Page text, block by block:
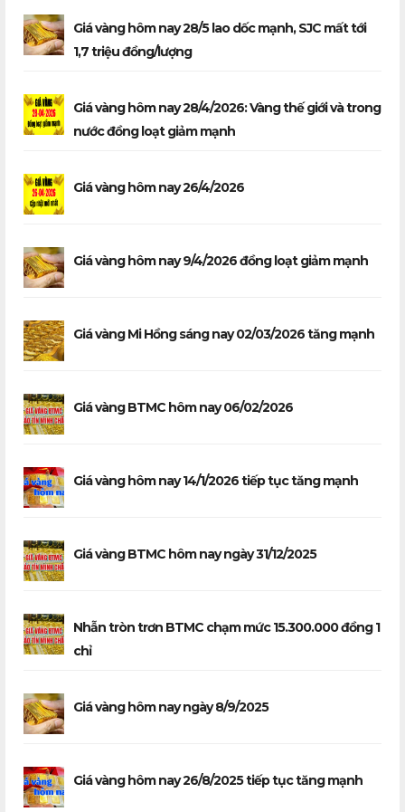
Giá vàng hôm nay 28/5 lao dốc mạnh, SJC mất tới
1,7 triệu đồng/lượng
Giá vàng hôm nay 28/4/2026: Vàng thế giới và trong
nước đồng loạt giảm mạnh
Giá vàng hôm nay 26/4/2026
Giá vàng hôm nay 9/4/2026 đồng loạt giảm mạnh
Giá vàng Mi Hồng sáng nay 02/03/2026 tăng mạnh
Giá vàng BTMC hôm nay 06/02/2026
Giá vàng hôm nay 14/1/2026 tiếp tục tăng mạnh
Giá vàng BTMC hôm nay ngày 31/12/2025
Nhẫn tròn trơn BTMC chạm mức 15.300.000 đồng 1
chỉ
Giá vàng hôm nay ngày 8/9/2025
Giá vàng hôm nay 26/8/2025 tiếp tục tăng mạnh